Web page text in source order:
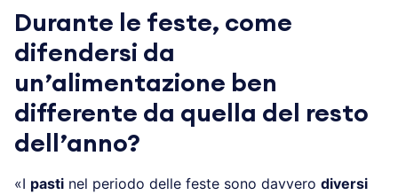
Durante le feste, come
difendersi da
un’alimentazione ben
differente da quella del resto
dell’anno?
«I pasti nel periodo delle feste sono davvero diversi